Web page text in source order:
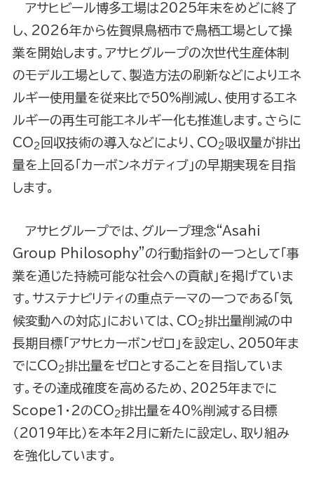
アサヒビール博多工場は2025年末をめどに終了
し、2026年から佐賀県鳥栖市で鳥栖工場として操
業を開始します。アサヒグループの次世代生産体制
のモデル工場として、製造方法の刷新などによりエネ
ルギー使用量を従来比で50%削減し、使用するエネ
ルギーの再生可能エネルギー化も推進します。さらに
CO2 回収技術の導入などにより、CO2 吸収量が排出
量を上回る「カーボンネガティブ」の早期実現を目指
します。
アサヒグループでは、グループ理念“Asahi
Group Philosophy”の行動指針の一つとして「事
業を通じた持続可能な社会への貢献」を掲げていま
す。サステナビリティの重点テーマの一つである「気
候変動への対応」においては、CO2排出量削減の中
長期目標「アサヒカーボンゼロ」を設定し、2050年ま
でにCO2排出量をゼロとすることを目指していま
す。その達成確度を高めるため、2025年までに
Scope1・2のCO2排出量を40％削減する目標
（2019年比）を本年2月に新たに設定し、取り組み
を強化しています。